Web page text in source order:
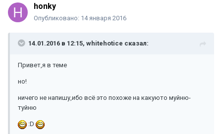
honky
Опубликовано: 14 января 2016
14.01.2016 в 12:15, whitehotice сказал:
Привет,я в теме
но!
ничего не напишу,ибо всё это похоже на какуюто муйню-
туйню
:D